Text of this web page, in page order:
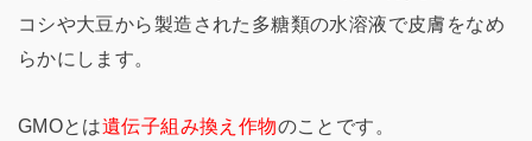
コシや大豆から製造された多糖類の水溶液で皮膚をなめ
らかにします。
GMOとは遺伝子組み換え作物のことです。